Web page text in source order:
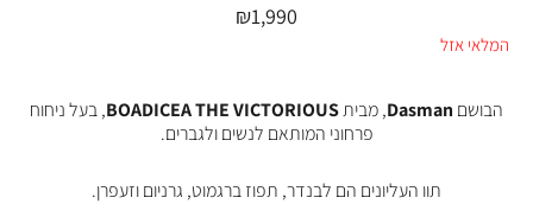
₪1,990
המלאי אזל
הבושםDasman, מביתBOADICEA THE VICTORIOUS, בעל ניחוח
פרחוני המותאם לנשים ולגברים.
תוו העליונים הם לבנדר, תפוז ברגמוט, גרניום וזעפרן.